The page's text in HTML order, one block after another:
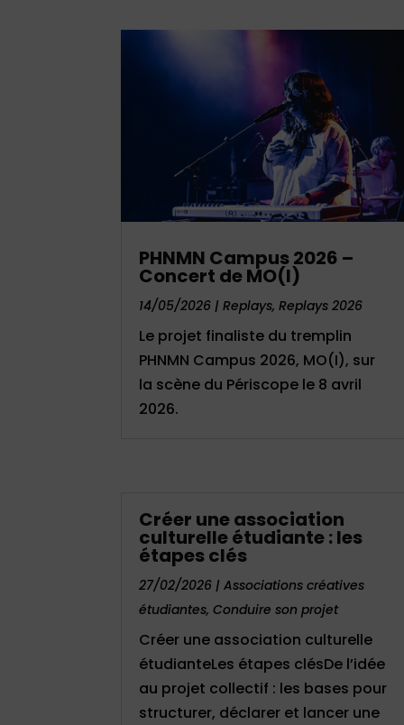
PHNMN Campus 2026 –
Concert de MO(I)
14/05/2026 |Replays,Replays 2026
Le projet finaliste du tremplin
PHNMN Campus 2026, MO(I), sur
la scène du Périscope le 8 avril
2026.
Créer une association
culturelle étudiante : les
étapes clés
27/02/2026 |Associations créatives
étudiantes,Conduire son projet
Créer une association culturelle
étudianteLes étapes clésDe l’idée
au projet collectif : les bases pour
structurer, déclarer et lancer une